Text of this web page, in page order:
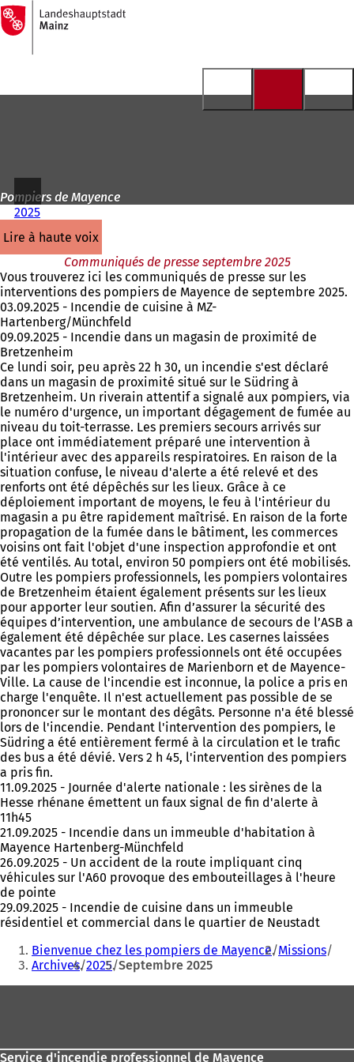
Accéder au contenu
Vers
la
page
d'accueil
Pompiers de Mayence
2025
lire à haute voix
Communiqués de presse septembre 2025
Vous trouverez ici les communiqués de presse sur les
interventions des pompiers de Mayence de septembre 2025.
03.09.2025 - Incendie de cuisine à MZ-
Hartenberg/Münchfeld
09.09.2025 - Incendie dans un magasin de proximité de
Bretzenheim
Ce lundi soir, peu après 22 h 30, un incendie s'est déclaré
dans un magasin de proximité situé sur le Südring à
Bretzenheim. Un riverain attentif a signalé aux pompiers, via
le numéro d'urgence, un important dégagement de fumée au
niveau du toit-terrasse. Les premiers secours arrivés sur
place ont immédiatement préparé une intervention à
l'intérieur avec des appareils respiratoires. En raison de la
situation confuse, le niveau d'alerte a été relevé et des
renforts ont été dépêchés sur les lieux. Grâce à ce
déploiement important de moyens, le feu à l'intérieur du
magasin a pu être rapidement maîtrisé. En raison de la forte
propagation de la fumée dans le bâtiment, les commerces
voisins ont fait l'objet d'une inspection approfondie et ont
été ventilés. Au total, environ 50 pompiers ont été mobilisés.
Outre les pompiers professionnels, les pompiers volontaires
de Bretzenheim étaient également présents sur les lieux
pour apporter leur soutien. Afin d’assurer la sécurité des
équipes d’intervention, une ambulance de secours de l’ASB a
également été dépêchée sur place. Les casernes laissées
vacantes par les pompiers professionnels ont été occupées
par les pompiers volontaires de Marienborn et de Mayence-
Ville. La cause de l'incendie est inconnue, la police a pris en
charge l'enquête. Il n'est actuellement pas possible de se
prononcer sur le montant des dégâts. Personne n'a été blessé
lors de l'incendie. Pendant l'intervention des pompiers, le
Südring a été entièrement fermé à la circulation et le trafic
des bus a été dévié. Vers 2 h 45, l'intervention des pompiers
a pris fin.
11.09.2025 - Journée d'alerte nationale : les sirènes de la
Hesse rhénane émettent un faux signal de fin d'alerte à
11h45
21.09.2025 - Incendie dans un immeuble d'habitation à
Mayence Hartenberg-Münchfeld
26.09.2025 - Un accident de la route impliquant cinq
véhicules sur l'A60 provoque des embouteillages à l'heure
de pointe
29.09.2025 - Incendie de cuisine dans un immeuble
résidentiel et commercial dans le quartier de Neustadt
Vous
êtes
ici
Bienvenue chez les pompiers de Mayence Missions
Archives 2025 Septembre 2025
Service d'incendie professionnel de Mayence